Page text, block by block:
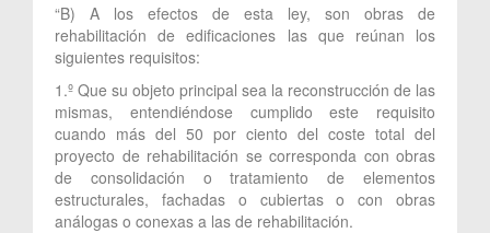
“B) A los efectos de esta ley, son obras de
rehabilitación de edificaciones las que reúnan los
siguientes requisitos:
1.º Que su objeto principal sea la reconstrucción de las
mismas, entendiéndose cumplido este requisito
cuando más del 50 por ciento del coste total del
proyecto de rehabilitación se corresponda con obras
de consolidación o tratamiento de elementos
estructurales, fachadas o cubiertas o con obras
análogas o conexas a las de rehabilitación.